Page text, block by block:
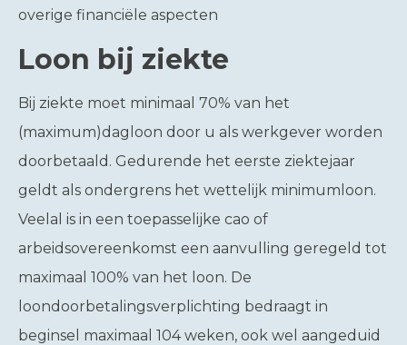
overige financiële aspecten
Loon bij ziekte
Bij ziekte moet minimaal 70% van het
(maximum)dagloon door u als werkgever worden
doorbetaald. Gedurende het eerste ziektejaar
geldt als ondergrens het wettelijk minimumloon.
Veelal is in een toepasselijke cao of
arbeidsovereenkomst een aanvulling geregeld tot
maximaal 100% van het loon. De
loondoorbetalingsverplichting bedraagt in
beginsel maximaal 104 weken, ook wel aangeduid